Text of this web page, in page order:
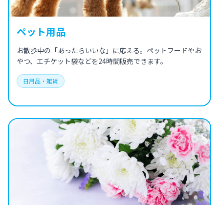
ペット用品
お散歩中の「あったらいいな」に応える。ペットフードやお
やつ、エチケット袋などを24時間販売できます。
日用品・雑貨